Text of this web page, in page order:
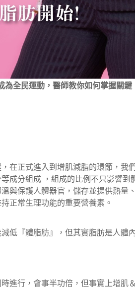
為全民運動，醫師教你如何掌握關鍵
在正式進入到增肌減脂的環節，我
成分組成 ，組成的比例不只影響到
與保護人體器官，儲存並提供熱量
正常生理功能的重要營養素。
低『體脂肪』，但其實脂肪是人體
進行，會事半功倍，但事實上增肌